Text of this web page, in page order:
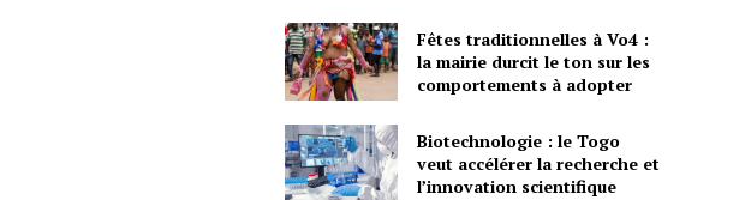
Fêtes traditionnelles à Vo4 :
la mairie durcit le ton sur les
comportements à adopter
Biotechnologie : le Togo
veut accélérer la recherche et
l’innovation scientifique